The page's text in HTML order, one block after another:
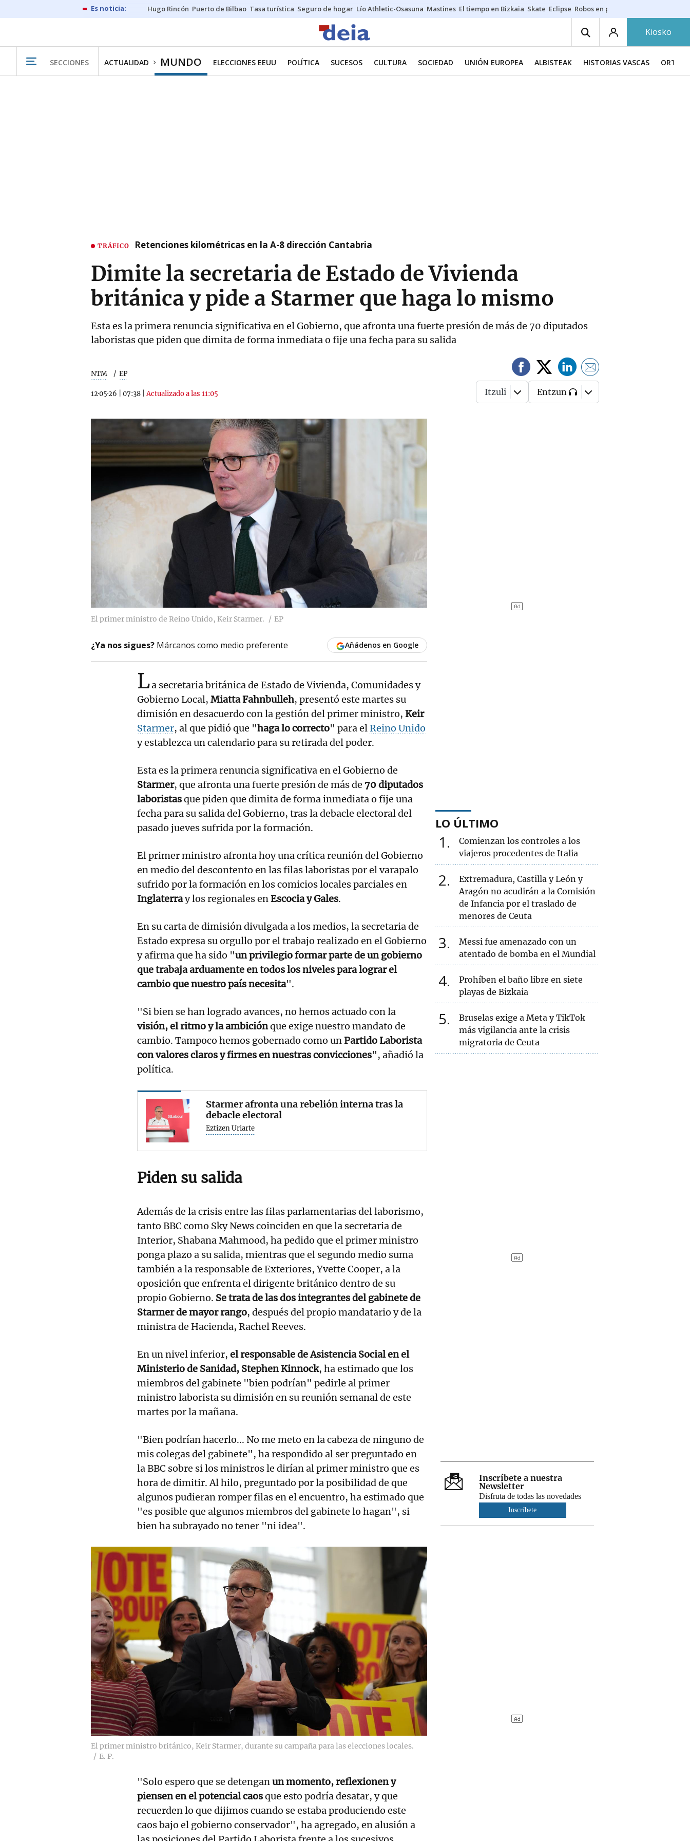
Hugo Rincón Puerto de Bilbao Tasa turística Seguro de hogar Lío Athletic-Osasuna Mastines El tiempo en Bizkaia Skate Eclipse Robos en playas
Kiosko
SECCIONES ACTUALIDAD MUNDO ELECCIONES EEUU POLÍTICA SUCESOS CULTURA SOCIEDAD UNIÓN EUROPEA ALBISTEAK HISTORIAS VASCAS
TRÁFICO Retenciones kilométricas en la A-8 dirección Cantabria
Dimite la secretaria de Estado de Vivienda
británica y pide a Starmer que haga lo mismo
Esta es la primera renuncia significativa en el Gobierno, que afronta una fuerte presión de más de 70 diputados
laboristas que piden que dimita de forma inmediata o fije una fecha para su salida
NTM EP
12·05·26 07:38 |Actualizado a las 11:05 Itzuli Entzun
El primer ministro de Reino Unido, Keir Starmer. EP
¿Ya nos sigues? Márcanos como medio preferente Añádenos en Google
La secretaria británica de Estado de Vivienda, Comunidades y
Gobierno Local, Miatta Fahnbulleh, presentó este martes su
dimisión en desacuerdo con la gestión del primer ministro, Keir
Starmer, al que pidió que "haga lo correcto" para elReino Unido
y establezca un calendario para su retirada del poder.
Esta es la primera renuncia significativa en el Gobierno de
Starmer, que afronta una fuerte presión de más de 70 diputados
laboristasque piden que dimita de forma inmediata o fije una
fecha para su salida del Gobierno, tras la debacle electoral del
pasado jueves sufrida por la formación.
El primer ministro afronta hoy una crítica reunión del Gobierno
en medio del descontento en las filas laboristas por el varapalo
sufrido por la formación en los comicios locales parciales en
Inglaterray los regionales enEscocia y Gales.
En su carta de dimisión divulgada a los medios, la secretaria de
Estado expresa su orgullo por el trabajo realizado en el Gobierno
y afirma que ha sido "un privilegio formar parte de un gobierno
que trabaja arduamente en todos los niveles para lograr el
cambio que nuestro país necesita".
"Si bien se han logrado avances, no hemos actuado con la
visión, el ritmo y la ambiciónque exige nuestro mandato de
cambio. Tampoco hemos gobernado como unPartido Laborista
con valores claros y firmes en nuestras convicciones", añadió la
política.
Starmer afronta una rebelión interna tras la
debacle electoral
Eztizen Uriarte
Piden su salida
Además de la crisis entre las filas parlamentarias del laborismo,
tanto BBC como Sky News coinciden en que la secretaria de
Interior, Shabana Mahmood, ha pedido que el primer ministro
ponga plazo a su salida, mientras que el segundo medio suma
también a la responsable de Exteriores, Yvette Cooper, a la
oposición que enfrenta el dirigente británico dentro de su
propio Gobierno. Se trata de las dos integrantes del gabinete de
Starmer de mayor rango, después del propio mandatario y de la
ministra de Hacienda, Rachel Reeves.
En un nivel inferior, el responsable de Asistencia Social en el
Ministerio de Sanidad, Stephen Kinnock, ha estimado que los
miembros del gabinete "bien podrían" pedirle al primer
ministro laborista su dimisión en su reunión semanal de este
martes por la mañana.
"Bien podrían hacerlo... No me meto en la cabeza de ninguno de
mis colegas del gabinete", ha respondido al ser preguntado en
la BBC sobre si los ministros le dirían al primer ministro que es
hora de dimitir. Al hilo, preguntado por la posibilidad de que
algunos pudieran romper filas en el encuentro, ha estimado que
"es posible que algunos miembros del gabinete lo hagan", si
bien ha subrayado no tener "ni idea".
El primer ministro británico, Keir Starmer, durante su campaña para las elecciones locales.
E. P.
"Solo espero que se detenganun momento, reflexionen y
piensen en el potencial caosque esto podría desatar, y que
recuerden lo que dijimos cuando se estaba produciendo este
caos bajo el gobierno conservador", ha agregado, en alusión a
LO ÚLTIMO
1
Comienzan los controles a los
viajeros procedentes de Italia
2
Extremadura, Castilla y León y
Aragón no acudirán a la Comisión
de Infancia por el traslado de
menores de Ceuta
3
Messi fue amenazado con un
atentado de bomba en el Mundial
4
Prohíben el baño libre en siete
playas de Bizkaia
5
Bruselas exige a Meta y TikTok
más vigilancia ante la crisis
migratoria de Ceuta
Inscríbete a nuestra
Newsletter
Disfruta de todas las novedades
Inscríbete